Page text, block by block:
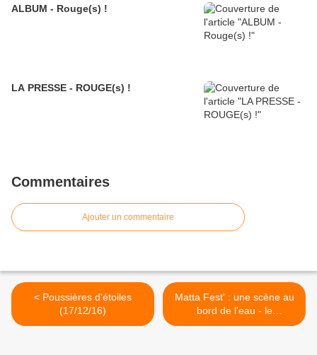
ALBUM - Rouge(s) !
LA PRESSE - ROUGE(s) !
Commentaires
Ajouter un commentaire
< Poussières d'étoiles
(17/12/16)
Matta Fest' : une scène au
bord de l'eau - le
programme ! >